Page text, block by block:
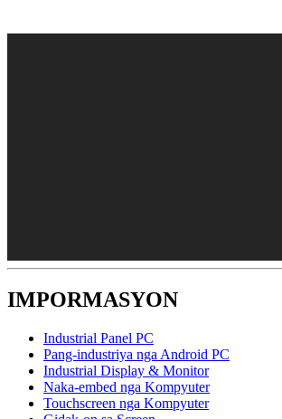
IMPORMASYON
Industrial Panel PC
Pang-industriya nga Android PC
Industrial Display & Monitor
Naka-embed nga Kompyuter
Touchscreen nga Kompyuter